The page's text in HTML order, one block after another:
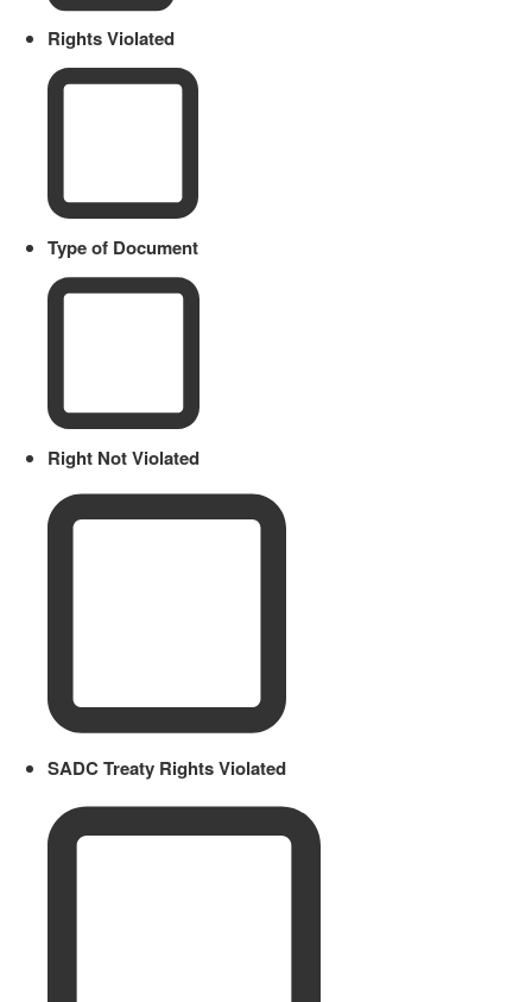
Rights Violated
Type of Document
Right Not Violated
SADC Treaty Rights Violated